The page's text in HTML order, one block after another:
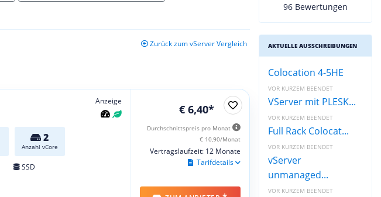
Zurück zum vServer Vergleich
Anzeige
2
Anzahl vCore
SSD
€ 6,40*
Durchschnittspreis pro Monat
€ 10,90/Monat
Vertragslaufzeit: 12 Monate
Tarifdetails
96 Bewertungen
AKTUELLE AUSSCHREIBUNGEN
Colocation 4-5HE
VOR KURZEM BEENDET
VServer mit PLESK...
VOR KURZEM BEENDET
Full Rack Colocat...
VOR KURZEM BEENDET
vServer
unmanaged...
VOR KURZEM BEENDET